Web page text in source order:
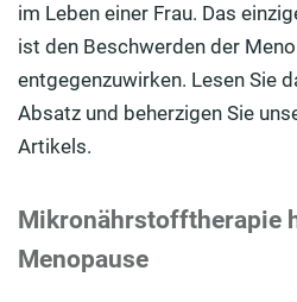
im Leben einer Frau. Das
ist den Beschwerden der
entgegenzuwirken. Lesen Sie
Absatz und beherzigen Sie
Artikels.
Mikronährstofftherapie
Menopause